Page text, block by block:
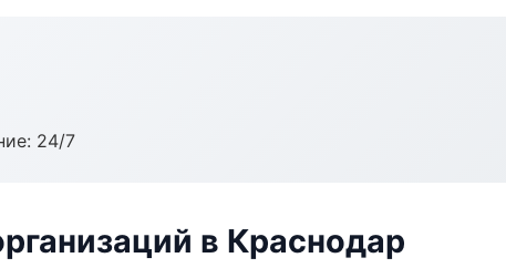
24/7
в Краснодар